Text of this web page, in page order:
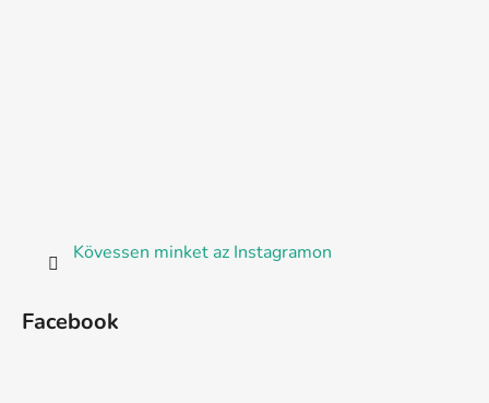
Kövessen minket az Instagramon
Facebook